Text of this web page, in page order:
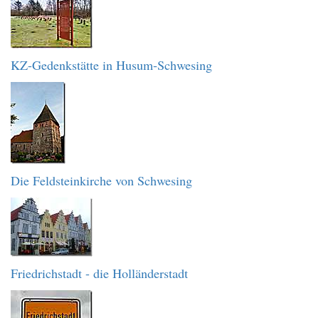
KZ-Gedenkstätte in Husum-Schwesing
Die Feldsteinkirche von Schwesing
Friedrichstadt - die Holländerstadt